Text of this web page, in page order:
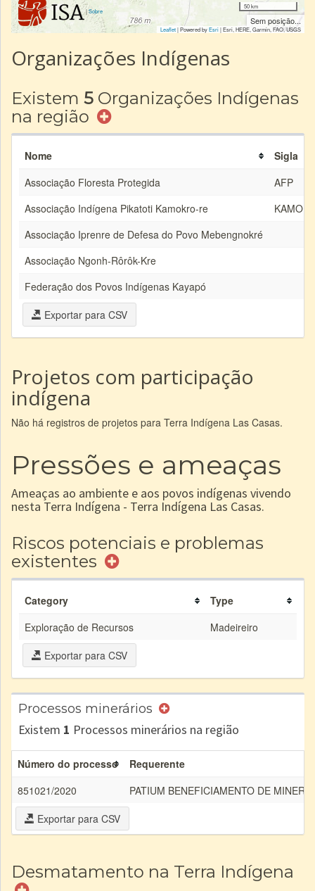
|Sobre
50 km
Sem posição...
Leaflet| Powered byEsri|Esri, HERE, Garmin, FAO, USGS
Organizações Indígenas
Existem 5 Organizações Indígenas
na região
Nome
Sigla
Associação Floresta Protegida
AFP
Associação Indígena Pikatoti Kamokro-re
Associação Iprenre de Defesa do Povo Mebengnokré
Associação Ngonh-Rôrôk-Kre
Federação dos Povos Indígenas Kayapó
Exportar para CSV
Projetos com participação
indígena
Não há registros de projetos para Terra Indígena Las Casas.
Pressões e ameaças
Ameaças ao ambiente e aos povos indígenas vivendo
nesta Terra Indígena - Terra Indígena Las Casas.
Riscos potenciais e problemas
existentes
Category
Type
Exploração de Recursos
Madeireiro
Exportar para CSV
Processos minerários
Existem 1 Processos minerários na região
Número do processo
Requerente
851021/2020
PATIUM BENEFICIAMENTO DE
Exportar para CSV
Desmatamento na Terra Indígena